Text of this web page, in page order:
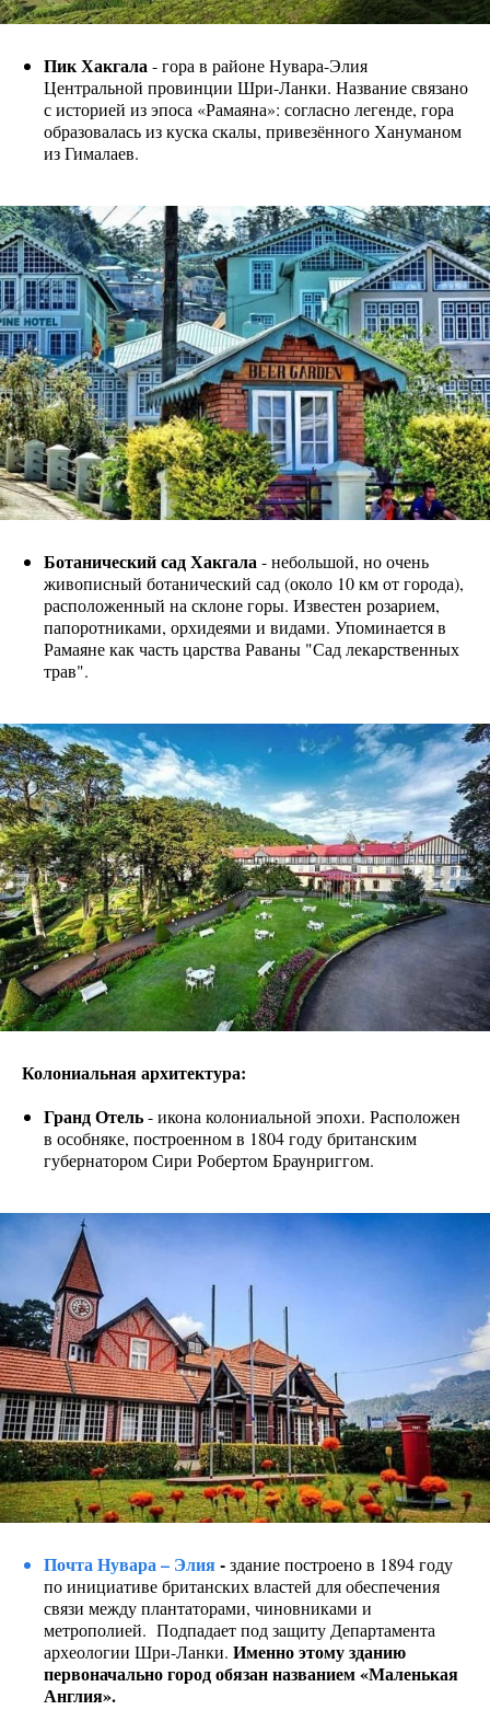
Пик Хакгала- гора в районе Нувара-Элия
Центральной провинции Шри-Ланки. Название связано
с историей из эпоса «Рамаяна»: согласно легенде, гора
образовалась из куска скалы, привезённого Хануманом
из Гималаев.
Ботанический сад Хакгала- небольшой, но очень
живописный ботанический сад (около 10 км от города),
расположенный на склоне горы. Известен розарием,
папоротниками, орхидеями и видами. Упоминается в
Рамаяне как часть царства Раваны "Сад лекарственных
трав".
Колониальная архитектура:
Гранд Отель- икона колониальной эпохи. Расположен
в особняке, построенном в 1804 году британским
губернатором Сири Робертом Браунриггом.
Почта Нувара – Элия-здание построено в 1894 году
по инициативе британских властей для обеспечения
связи между плантаторами, чиновниками и
метрополией. Подпадает под защиту Департамента
археологии Шри-Ланки. Именно этому зданию
первоначально город обязан названием «Маленькая
Англия».